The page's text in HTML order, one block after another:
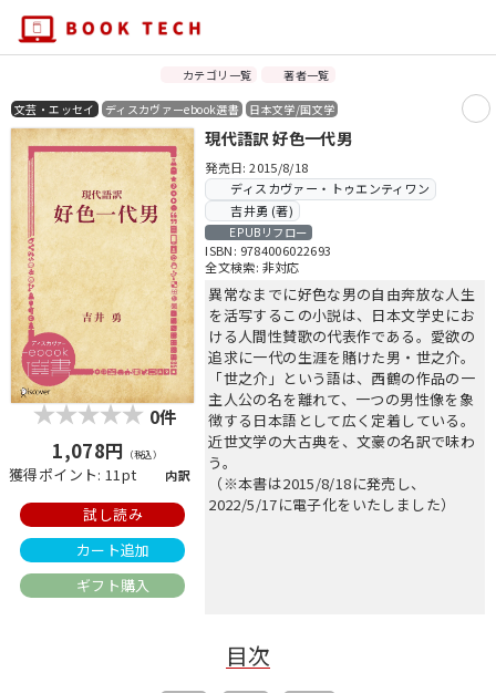
カテゴリ一覧 著者一覧
文芸・エッセイ ディスカヴァーebook選書 日本文学/国文学
0件
1,078円 （税込）
獲得ポイント: 11pt 内訳
試し読み
カート追加
ギフト購入
現代語訳 好色一代男
発売日: 2015/8/18
ディスカヴァー・トゥエンティワン
吉井勇 (著)
EPUBリフロー
ISBN: 9784006022693
全文検索: 非対応
異常なまでに好色な男の自由奔放な人生
を活写するこの小説は、日本文学史にお
ける人間性賛歌の代表作である。愛欲の
追求に一代の生涯を賭けた男・世之介。
「世之介」という語は、西鶴の作品の一
主人公の名を離れて、一つの男性像を象
徴する日本語として広く定着している。
近世文学の大古典を、文豪の名訳で味わ
う。
（※本書は2015/8/18に発売し、
2022/5/17に電子化をいたしました）
目次